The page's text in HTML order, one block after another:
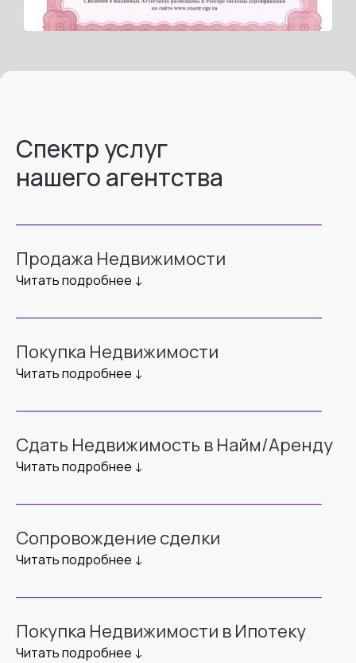
Спектр услуг
нашего агентства
Продажа Недвижимости
Читать подробнее ↓
Покупка Недвижимости
Читать подробнее ↓
Сдать Недвижимость в Найм/Аренду
Читать подробнее ↓
Сопровождение сделки
Читать подробнее ↓
Покупка Недвижимости в Ипотеку
Читать подробнее ↓